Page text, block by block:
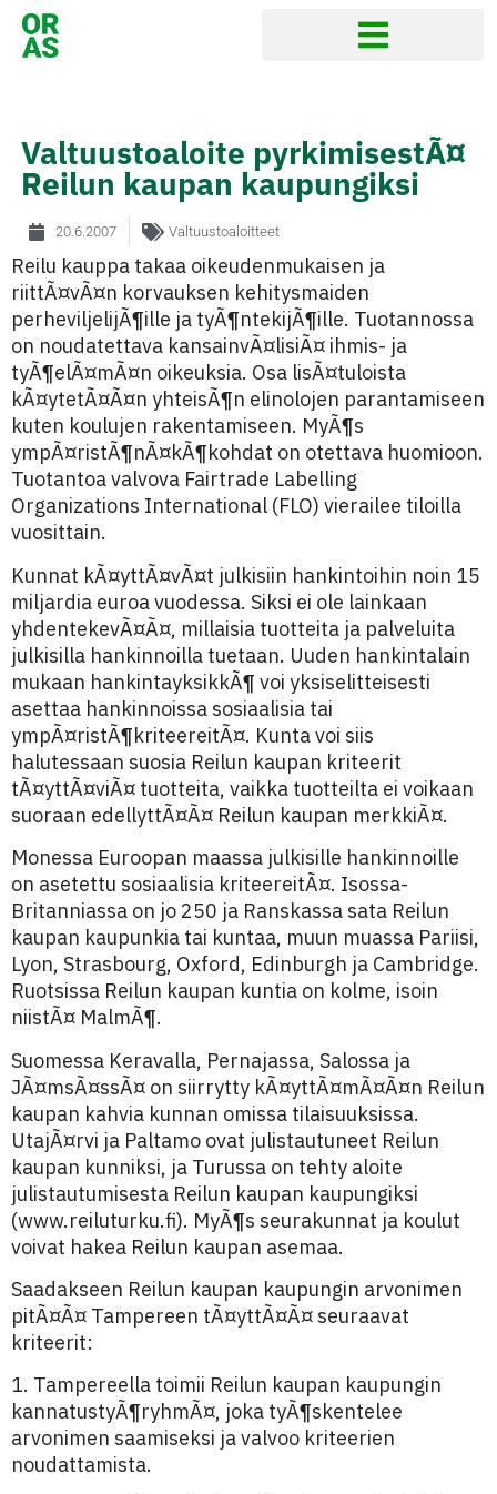
Valtuustoaloite pyrkimisestÃ¤
Reilun kaupan kaupungiksi
20.6.2007 Valtuustoaloitteet
Reilu kauppa takaa oikeudenmukaisen ja
riittÃ¤vÃ¤n korvauksen kehitysmaiden
perheviljelijÃ¶ille ja tyÃ¶ntekijÃ¶ille. Tuotannossa
on noudatettava kansainvÃ¤lisiÃ¤ ihmis- ja
tyÃ¶elÃ¤mÃ¤n oikeuksia. Osa lisÃ¤tuloista
kÃ¤ytetÃ¤Ã¤n yhteisÃ¶n elinolojen parantamiseen
kuten koulujen rakentamiseen. MyÃ¶s
ympÃ¤ristÃ¶nÃ¤kÃ¶kohdat on otettava huomioon.
Tuotantoa valvova Fairtrade Labelling
Organizations International (FLO) vierailee tiloilla
vuosittain.
Kunnat kÃ¤yttÃ¤vÃ¤t julkisiin hankintoihin noin 15
miljardia euroa vuodessa. Siksi ei ole lainkaan
yhdentekevÃ¤Ã¤, millaisia tuotteita ja palveluita
julkisilla hankinnoilla tuetaan. Uuden hankintalain
mukaan hankintayksikkÃ¶ voi yksiselitteisesti
asettaa hankinnoissa sosiaalisia tai
ympÃ¤ristÃ¶kriteereitÃ¤. Kunta voi siis
halutessaan suosia Reilun kaupan kriteerit
tÃ¤yttÃ¤viÃ¤ tuotteita, vaikka tuotteilta ei voikaan
suoraan edellyttÃ¤Ã¤ Reilun kaupan merkkiÃ¤.
Monessa Euroopan maassa julkisille hankinnoille
on asetettu sosiaalisia kriteereitÃ¤. Isossa-
Britanniassa on jo 250 ja Ranskassa sata Reilun
kaupan kaupunkia tai kuntaa, muun muassa Pariisi,
Lyon, Strasbourg, Oxford, Edinburgh ja Cambridge.
Ruotsissa Reilun kaupan kuntia on kolme, isoin
niistÃ¤ MalmÃ¶.
Suomessa Keravalla, Pernajassa, Salossa ja
JÃ¤msÃ¤ssÃ¤ on siirrytty kÃ¤yttÃ¤mÃ¤Ã¤n Reilun
kaupan kahvia kunnan omissa tilaisuuksissa.
UtajÃ¤rvi ja Paltamo ovat julistautuneet Reilun
kaupan kunniksi, ja Turussa on tehty aloite
julistautumisesta Reilun kaupan kaupungiksi
(www.reiluturku.fi). MyÃ¶s seurakunnat ja koulut
voivat hakea Reilun kaupan asemaa.
Saadakseen Reilun kaupan kaupungin arvonimen
pitÃ¤Ã¤ Tampereen tÃ¤yttÃ¤Ã¤ seuraavat
kriteerit:
1. Tampereella toimii Reilun kaupan kaupungin
kannatustyÃ¶ryhmÃ¤, joka tyÃ¶skentelee
arvonimen saamiseksi ja valvoo kriteerien
noudattamista.